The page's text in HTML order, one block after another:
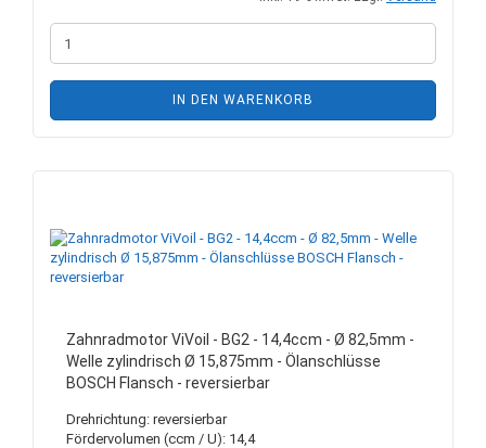
IN DEN WARENKORB
Zahnradmotor ViVoil - BG2 - 14,4ccm - Ø 82,5mm -
Welle zylindrisch Ø 15,875mm - Ölanschlüsse
BOSCH Flansch - reversierbar
Drehrichtung: reversierbar
Fördervolumen (ccm / U): 14,4